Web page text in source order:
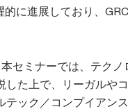
的に進展しており、
セミナーでは、テク
した上で、リーガルや
テック／コンプイアン